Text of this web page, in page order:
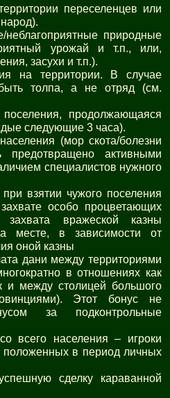
переселенцев или
неблагоприятные природные
урожай и т.п., или,
засухи и т.п.).
на территории. В случае
толпа, а не отряд (см.
продолжающаяся
следующие 3 часа).
(мор скота/болезни
активными
специалистов нужного
взятии чужого поселения
особо процветающих
захвата вражеской казны
месте, в зависимости от
оной казны
дани между территориями
в отношениях как
и между столицей большого
Этот бонус не
за подконтрольные
всего населения – игроки
положенных в период личных
сделку караванной